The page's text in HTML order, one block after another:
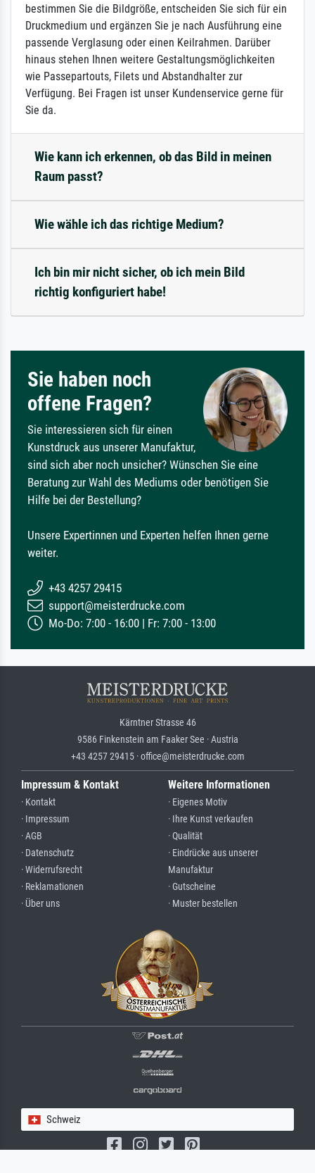
bestimmen Sie die Bildgröße, entscheiden Sie sich für ein
Druckmedium und ergänzen Sie je nach Ausführung eine
passende Verglasung oder einen Keilrahmen. Darüber
hinaus stehen Ihnen weitere Gestaltungsmöglichkeiten
wie Passepartouts, Filets und Abstandhalter zur
Verfügung. Bei Fragen ist unser Kundenservice gerne für
Sie da.
Wie kann ich erkennen, ob das Bild in meinen
Raum passt?
Wie wähle ich das richtige Medium?
Ich bin mir nicht sicher, ob ich mein Bild
richtig konfiguriert habe!
Sie haben noch
offene Fragen?
Sie interessieren sich für einen
Kunstdruck aus unserer Manufaktur,
sind sich aber noch unsicher? Wünschen Sie eine
Beratung zur Wahl des Mediums oder benötigen Sie
Hilfe bei der Bestellung?
Unsere Expertinnen und Experten helfen Ihnen gerne
weiter.
+43 4257 29415
support@meisterdrucke.com
Mo-Do: 7:00 - 16:00 | Fr: 7:00 - 13:00
Kärntner Strasse 46
9586 Finkenstein am Faaker See · Austria
+43 4257 29415 · office@meisterdrucke.com
Impressum & Kontakt
· Kontakt
· Impressum
· AGB
· Datenschutz
· Widerrufsrecht
· Reklamationen
· Über uns
Weitere Informationen
· Eigenes Motiv
· Ihre Kunst verkaufen
· Qualität
· Eindrücke aus unserer
Manufaktur
· Gutscheine
· Muster bestellen
Schweiz